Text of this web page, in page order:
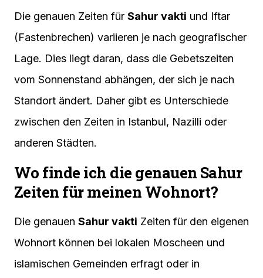
Die genauen Zeiten für Sahur vakti und Iftar
(Fastenbrechen) variieren je nach geografischer
Lage. Dies liegt daran, dass die Gebetszeiten
vom Sonnenstand abhängen, der sich je nach
Standort ändert. Daher gibt es Unterschiede
zwischen den Zeiten in Istanbul, Nazilli oder
anderen Städten.
Wo finde ich die genauen Sahur
Zeiten für meinen Wohnort?
Die genauen Sahur vakti Zeiten für den eigenen
Wohnort können bei lokalen Moscheen und
islamischen Gemeinden erfragt oder in